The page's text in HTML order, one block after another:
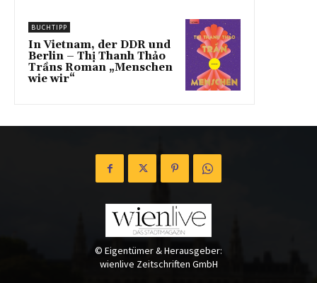
BUCHTIPP
In Vietnam, der DDR und
Berlin – Thị Thanh Thảo
Trầns Roman „Menschen
wie wir“
© Eigentümer & Herausgeber:
wienlive Zeitschriften GmbH